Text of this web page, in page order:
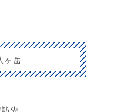
ヶ岳
湖